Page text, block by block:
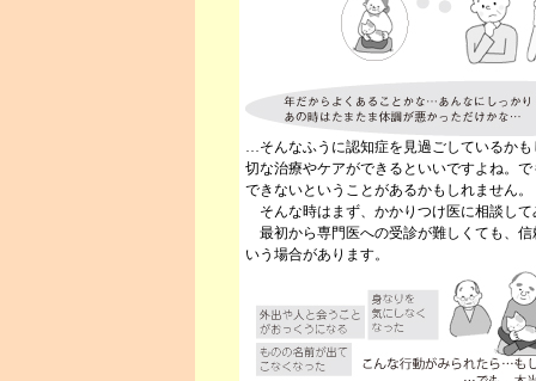
…そんなふうに認知症を見過ごしているか
切な治療やケアができるといいですよね。
できないということがあるかもしれません。
そんな時はまず、かかりつけ医に相談し
最初から専門医への受診が難しくても、
いう場合があります。